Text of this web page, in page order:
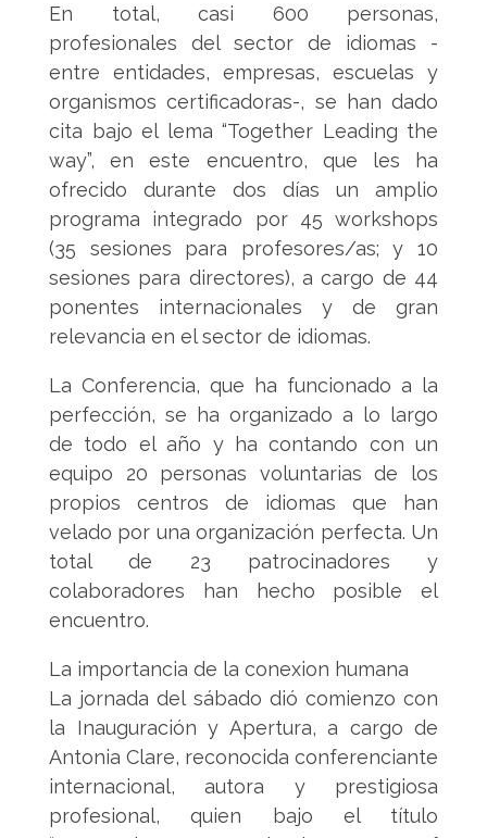
En total, casi 600 personas,
profesionales del sector de idiomas -
entre entidades, empresas, escuelas y
organismos certificadoras-, se han dado
cita bajo el lema “Together Leading the
way”, en este encuentro, que les ha
ofrecido durante dos días un amplio
programa integrado por 45 workshops
(35 sesiones para profesores/as; y 10
sesiones para directores), a cargo de 44
ponentes internacionales y de gran
relevancia en el sector de idiomas.
La Conferencia, que ha funcionado a la
perfección, se ha organizado a lo largo
de todo el año y ha contando con un
equipo 20 personas voluntarias de los
propios centros de idiomas que han
velado por una organización perfecta. Un
total de 23 patrocinadores y
colaboradores han hecho posible el
encuentro.
La importancia de la conexion humana
La jornada del sábado dió comienzo con
la Inauguración y Apertura, a cargo de
Antonia Clare, reconocida conferenciante
internacional, autora y prestigiosa
profesional, quien bajo el título